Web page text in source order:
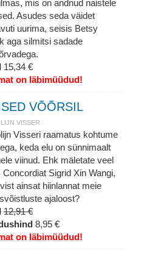
mis on andnud naistele
Asudes seda väidet
uurima, seisis Betsy
aga silmitsi sadade
15,34 €
on läbimüüdud!
VÕÕRSIL
VISSER
Visseri raamatus kohtume
keda elu on sünnimaalt
viinud. Ehk mäletate veel
Concordiat Sigrid Xin Wangi,
ainsat hiinlannat meie
ajaloost?
12,91 €
8,95 €
on läbimüüdud!